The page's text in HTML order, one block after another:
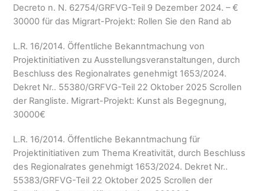
Decreto n. N. 62754/GRFVG-Teil 9 Dezember 2024. –€
30000 für das Migrart-Projekt: Rollen Sie den Rand ab
L.R. 16/2014. Öffentliche Bekanntmachung von
Projektinitiativen zu Ausstellungsveranstaltungen, durch
Beschluss des Regionalrates genehmigt 1653/2024.
Dekret Nr.. 55380/GRFVG-Teil 22 Oktober 2025 Scrollen
der Rangliste. Migrart-Projekt: Kunst als Begegnung,
30000€
L.R. 16/2014. Öffentliche Bekanntmachung für
Projektinitiativen zum Thema Kreativität, durch Beschluss
des Regionalrates genehmigt 1653/2024. Dekret Nr..
55383/GRFVG-Teil 22 Oktober 2025 Scrollen der